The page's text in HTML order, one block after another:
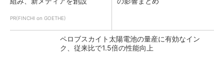
PR(FINCHI on GOETHE)
ペロブスカイト太陽電池の量産に有効なイン
ク、従来比で1.5倍の性能向上